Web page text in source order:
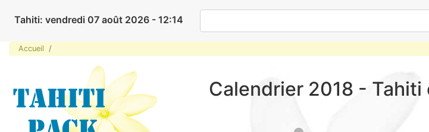
Tahiti: vendredi 07 août 2026 - 12:14
Accueil
Calendrier 2018 - Tahiti